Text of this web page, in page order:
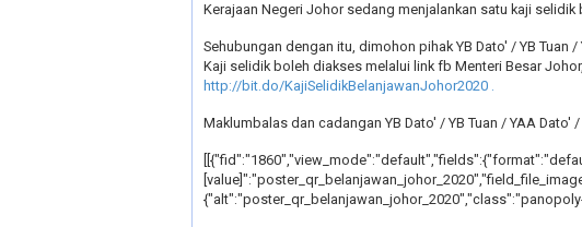
Kerajaan Negeri Johor sedang menjalankan satu kaji selidik
Sehubungan dengan itu, dimohon pihak YB Dato' / YB Tuan
Kaji selidik boleh diakses melalui link fb Menteri Besar
http://bit.do/KajiSelidikBelanjawanJohor2020 .
Maklumbalas dan cadangan YB Dato' / YB Tuan / YAA